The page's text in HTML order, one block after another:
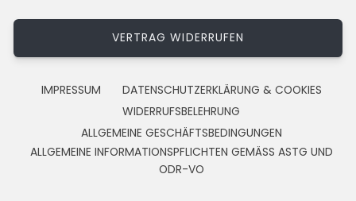
VERTRAG WIDERRUFEN
IMPRESSUM
DATENSCHUTZERKLÄRUNG & COOKIES
WIDERRUFSBELEHRUNG
ALLGEMEINE GESCHÄFTSBEDINGUNGEN
ALLGEMEINE INFORMATIONSPFLICHTEN GEMÄSS ASTG UND
ODR-VO